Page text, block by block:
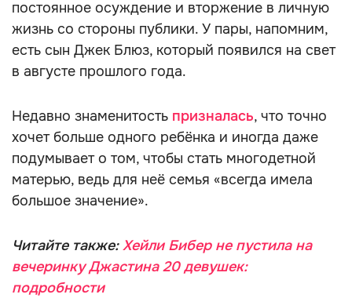
постоянное осуждение и вторжение в личную
жизнь со стороны публики. У пары, напомним,
есть сын Джек Блюз, который появился на свет
в августе прошлого года.
Недавно знаменитость призналась, что точно
хочет больше одного ребёнка и иногда даже
подумывает о том, чтобы стать многодетной
матерью, ведь для неё семья «всегда имела
большое значение».
Читайте также:Хейли Бибер не пустила на
вечеринку Джастина 20 девушек:
подробности